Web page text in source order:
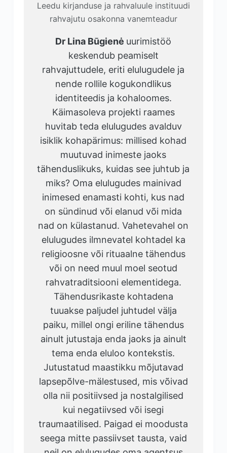
Leedu kirjanduse ja rahvaluule instituudi
rahvajutu osakonna vanemteadur
Dr Lina Būgienė uurimistöö
keskendub peamiselt
rahvajuttudele, eriti elulugudele ja
nende rollile kogukondlikus
identiteedis ja kohaloomes.
Käimasoleva projekti raames
huvitab teda elulugudes avalduv
isiklik kohapärimus: millised kohad
muutuvad inimeste jaoks
tähenduslikuks, kuidas see juhtub ja
miks? Oma elulugudes mainivad
inimesed enamasti kohti, kus nad
on sündinud või elanud või mida
nad on külastanud. Vahetevahel on
elulugudes ilmnevatel kohtadel ka
religioosne või rituaalne tähendus
või on need muul moel seotud
rahvatraditsiooni elementidega.
Tähendusrikaste kohtadena
tuuakse paljudel juhtudel välja
paiku, millel ongi eriline tähendus
ainult jutustaja enda jaoks ja ainult
tema enda eluloo kontekstis.
Jutustatud maastikku mõjutavad
lapsepõlve-mälestused, mis võivad
olla nii positiivsed ja nostalgilised
kui negatiivsed või isegi
traumaatilised. Paigad ei moodusta
seega mitte passiivset tausta, vaid